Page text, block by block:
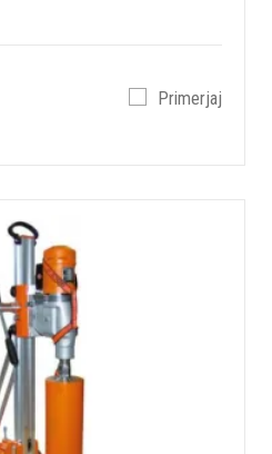
Primerjaj